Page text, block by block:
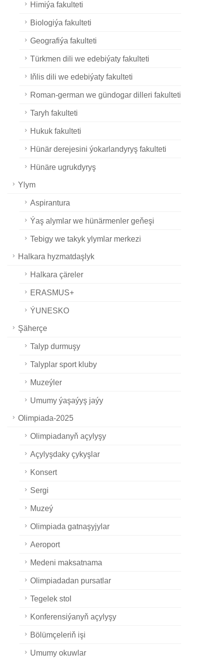
Himiýa fakulteti
Biologiýa fakulteti
Geografiýa fakulteti
Türkmen dili we edebiýaty fakulteti
Iňlis dili we edebiýaty fakulteti
Roman-german we gündogar dilleri fakulteti
Taryh fakulteti
Hukuk fakulteti
Hünär derejesini ýokarlandyryş fakulteti
Hünäre ugrukdyryş
Ylym
Aspirantura
Ýaş alymlar we hünärmenler geňeşi
Tebigy we takyk ylymlar merkezi
Halkara hyzmatdaşlyk
Halkara çäreler
ERASMUS+
ÝUNESKO
Şäherçe
Talyp durmuşy
Talyplar sport kluby
Muzeýler
Umumy ýaşaýyş jaýy
Olimpiada-2025
Olimpiadanyň açylyşy
Açylyşdaky çykyşlar
Konsert
Sergi
Muzeý
Olimpiada gatnaşyjylar
Aeroport
Medeni maksatnama
Olimpiadadan pursatlar
Tegelek stol
Konferensiýanyň açylyşy
Bölümçeleriň işi
Umumy okuwlar